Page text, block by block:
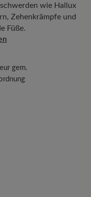
gerade
wie Hallux
Zehenkrämpfe und
Füße.
gem.
Tschechien